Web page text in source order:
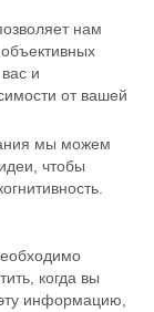
нам
и
от вашей
мы можем
чтобы
когда вы
информацию,